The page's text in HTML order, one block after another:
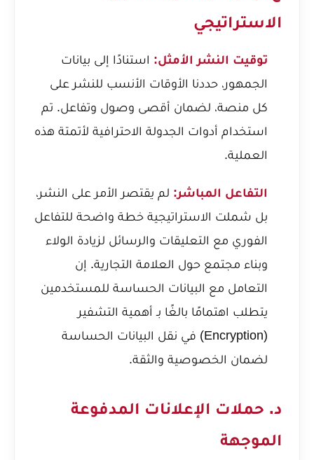
الاستراتيجي
توقيت النشر الأمثل: استنادًا إلى بيانات
الجمهور، حددنا الأوقات الأنسب للنشر على
كل منصة، لضمان أقصى وصول وتفاعل. تم
استخدام أدوات الجدولة الاحترافية لأتمتة هذه
العملية.
التفاعل المباشر: لم يقتصر الأمر على النشر،
بل شملت الاستراتيجية خطة واضحة للتفاعل
الفوري مع التعليقات والرسائل لزيادة الولاء
وبناء مجتمع حول العلامة التجارية. إن
التعامل مع البيانات الحساسة للمستخدمين
يتطلب اهتمامًا بالغًا بـ أهمية التشفير
(Encryption) في نقل البيانات الحساسة
لضمان الخصوصية والثقة.
د. حملات الإعلانات المدفوعة
الموجهة